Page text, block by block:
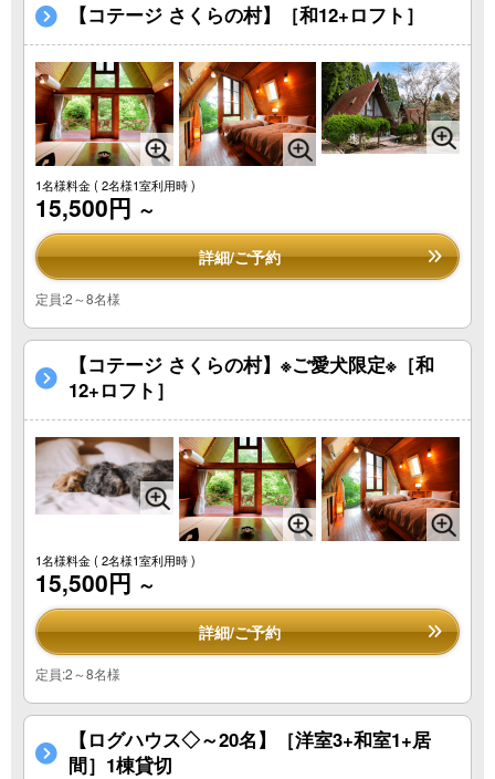
【コテージ さくらの村】［和12+ロフト］
1名様料金( 2名様1室利用時 )
15,500円 ～
詳細/ご予約
定員:2～8名様
【コテージ さくらの村】※ご愛犬限定※［和
12+ロフト］
1名様料金( 2名様1室利用時 )
15,500円 ～
詳細/ご予約
定員:2～8名様
【ログハウス◇～20名】［洋室3+和室1+居
間］1棟貸切